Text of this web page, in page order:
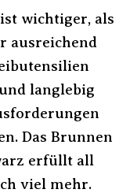
wichtiger, als
ausreichend
langlebig
Das Brunnen
erfüllt all
viel mehr.